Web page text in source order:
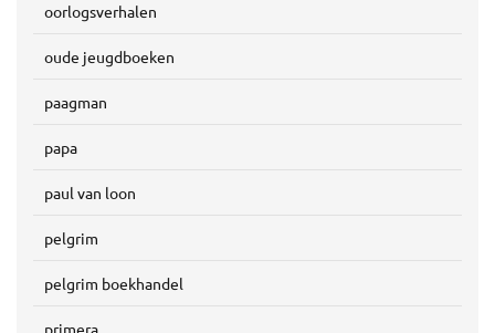
oorlogsverhalen
oude jeugdboeken
paagman
papa
paul van loon
pelgrim
pelgrim boekhandel
primera